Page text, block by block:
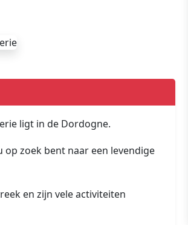
ligt in de Dordogne.
op zoek bent naar een levendige
en zijn vele activiteiten